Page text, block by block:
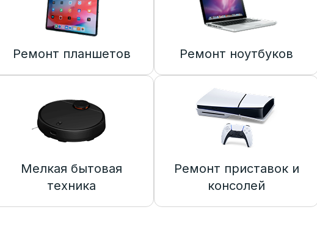
Ремонт планшетов Ремонт ноутбуков
Мелкая бытовая
техника
Ремонт приставок и
консолей